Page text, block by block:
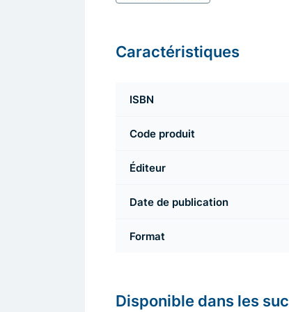
Caractéristiques
ISBN
Code produit
Éditeur
Date de publication
Format
Disponible dans les